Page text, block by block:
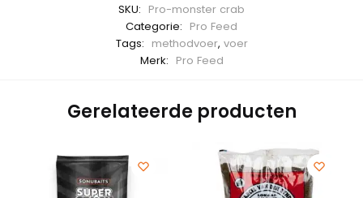
SKU: Pro-monster crab
Categorie: Pro Feed
Tags: methodvoer, voer
Merk: Pro Feed
Gerelateerde producten